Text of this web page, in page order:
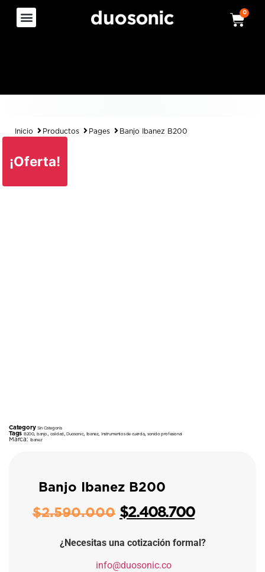
0
Inicio Productos Pages Banjo Ibanez B200
¡Oferta!
Category Sin Categoría
Tags B200,banjo calidad ,Duosonic, Ibanez,Instrumentos de cuerda, sonido profesional
Marca: Ibanez
Banjo Ibanez B200
$2.590.000 $2.408.700
¿Necesitas una cotización formal?
info@duosonic.co